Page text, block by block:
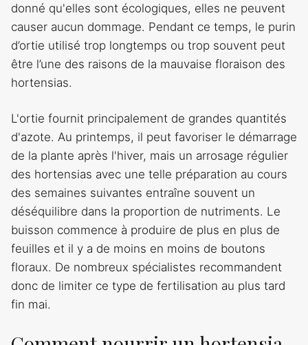
donné qu'elles sont écologiques, elles ne peuvent
causer aucun dommage. Pendant ce temps, le purin
d’ortie utilisé trop longtemps ou trop souvent peut
être l’une des raisons de la mauvaise floraison des
hortensias.
L'ortie fournit principalement de grandes quantités
d'azote. Au printemps, il peut favoriser le démarrage
de la plante après l'hiver, mais un arrosage régulier
des hortensias avec une telle préparation au cours
des semaines suivantes entraîne souvent un
déséquilibre dans la proportion de nutriments. Le
buisson commence à produire de plus en plus de
feuilles et il y a de moins en moins de boutons
floraux. De nombreux spécialistes recommandent
donc de limiter ce type de fertilisation au plus tard
fin mai.